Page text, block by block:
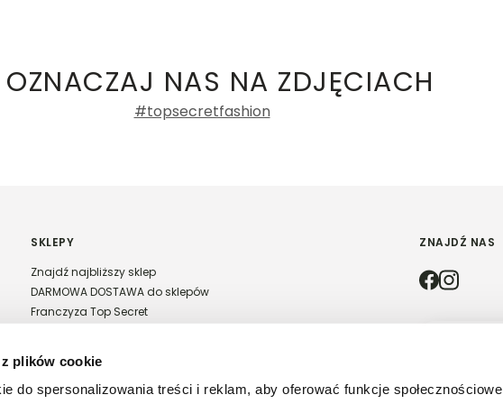
plików cookie
do spersonalizowania treści i reklam, aby oferować funkcje społecznościowe
NAS NA ZDJĘCIACH
#topsecretfashion
ZNAJDŹ NAS
SKLEPY
Znajdź najbliższy sklep
DARMOWA DOSTAWA do sklepów
Franczyza Top Secret